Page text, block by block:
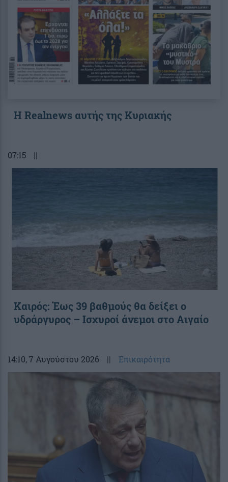
Η Realnews αυτής της Κυριακής
07:15 ||
Καιρός: Έως 39 βαθμούς θα δείξει ο
υδράργυρος – Ισχυροί άνεμοι στο Αιγαίο
14:10, 7 Αυγούστου 2026 || Επικαιρότητα